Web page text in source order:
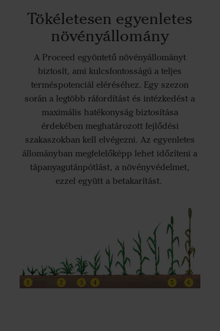
Tökéletesen egyenletes
növényállomány
A Proceed egyöntetű növényállományt
biztosít, ami kulcsfontosságú a teljes
terméspotenciál eléréséhez. Egy szezon
során a legtöbb ráfordítást és intézkedést a
maximális hatékonyság biztosítása
érdekében meghatározott fejlődési
szakaszokban kell elvégezni. Az egyenletes
állományban megfelelőképp lehet időzíteni a
tápanyagutánpótlást, a növényvédelmet,
ezzel együtt a betakarítást.